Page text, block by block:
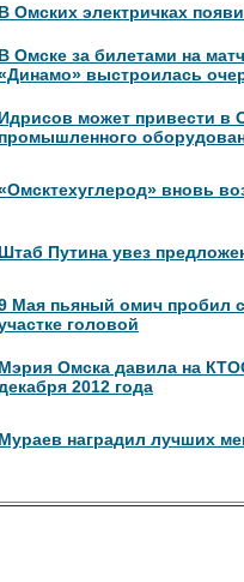
В Омских электричках
В Омске за билетами на
выстроилась
Идрисов может привести в
промышленного
вновь
Штаб Путина увез
Мая пьяный омич пробил
головой
Мэрия Омска давила на
2012 года
Мураев наградил лучших